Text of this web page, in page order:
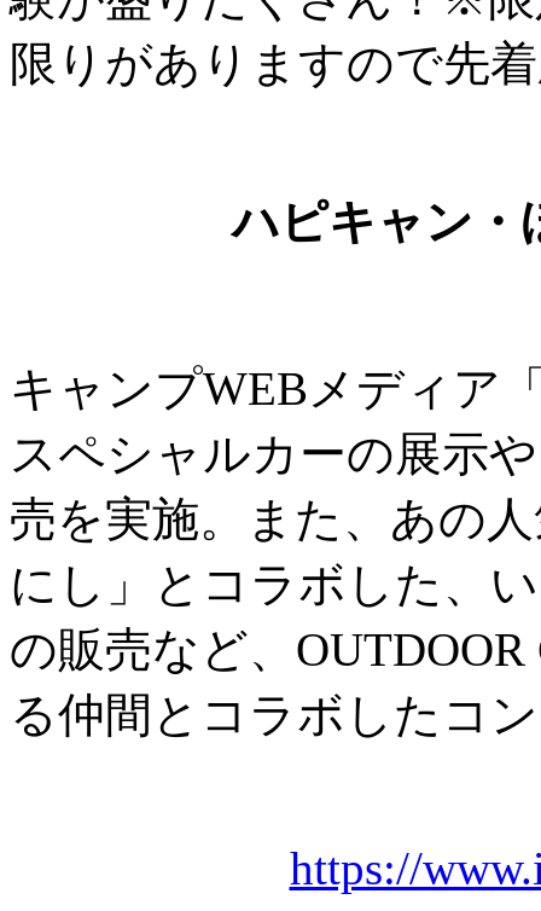
限りがありますので先
ハピキャン・
キャンプWEBメディア
スペシャルカーの展示
売を実施。また、あの
にし」とコラボした、
の販売など、
る仲間とコラボしたコ
https://